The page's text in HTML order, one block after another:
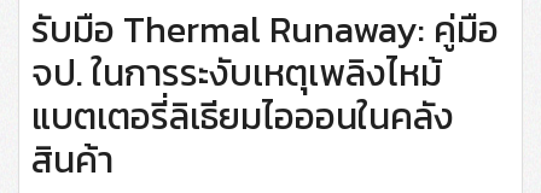
รับมือ Thermal Runaway: คู่มือ
จป. ในการระงับเหตุเพลิงไหม้
แบตเตอรี่ลิเธียมไอออนในคลัง
สินค้า